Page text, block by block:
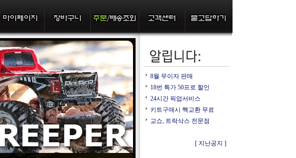
8월 무이자 판매
18번 특가 50프로 할인
24시간 픽업서비스
키트구매시 짹교환 무료
교쇼, 트락삭스 전문점
[ 지난공지 ]